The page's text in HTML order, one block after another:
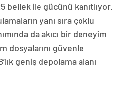
bellek ile gücünü kanıtlıyor.
yanı sıra çoklu
da akıcı bir deneyim
dosyalarını güvenle
geniş depolama alanı